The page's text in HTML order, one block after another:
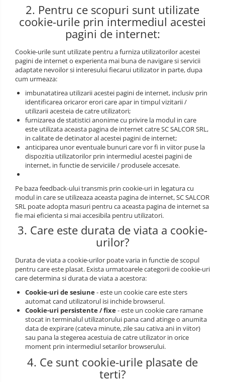
Centuri
Mijloace de legatura
Puncte de ancorare
Sisteme de acces in canale
Pantofi de protectie
Sandale de protectie
Accesorii
Cizme de protectie
Incaltaminte alba de protectie
Incaltaminte ESD
Pantofi fara protectie
Protectie chimica
Saboti
Manecute
Manusi fibre speciale
Manusi fibre speciale impregnate
2. Pentru ce scopuri sunt utilizate
cookie-urile prin intermediul acestei
pagini de internet:
Cookie-urile sunt utilizate pentru a furniza utilizatorilor acestei
pagini de internet o experienta mai buna de navigare si servicii
adaptate nevoilor si interesului fiecarui utilizator in parte, dupa
cum urmeaza:
imbunatatirea utilizarii acestei pagini de internet, inclusiv prin
identificarea oricaror erori care apar in timpul vizitarii /
utilizarii acesteia de catre utilizatori;
furnizarea de statistici anonime cu privire la modul in care
este utilizata aceasta pagina de internet catre SC SALCOR SRL,
in calitate de detinator al acestei pagini de internet;
anticiparea unor eventuale bunuri care vor fi in viitor puse la
dispozitia utilizatorilor prin intermediul acestei pagini de
internet, in functie de serviciile / produsele accesate.
Pe baza feedback-ului transmis prin cookie-uri in legatura cu
modul in care se utilizeaza aceasta pagina de internet, SC SALCOR
SRL poate adopta masuri pentru ca aceasta pagina de internet sa
fie mai eficienta si mai accesibila pentru utilizatori.
3. Care este durata de viata a cookie-
urilor?
Durata de viata a cookie-urilor poate varia in functie de scopul
pentru care este plasat. Exista urmatoarele categorii de cookie-uri
care determina si durata de viata a acestora:
Cookie-uri de sesiune- este un cookie care este sters
automat cand utilizatorul isi inchide browserul.
Cookie-uri persistente / fixe- este un cookie care ramane
stocat in terminalul utilizatorului pana cand atinge o anumita
data de expirare (cateva minute, zile sau cativa ani in viitor)
sau pana la stegerea acestuia de catre utilizator in orice
moment prin intermediul setarilor browserului.
4. Ce sunt cookie-urile plasate de
terti?